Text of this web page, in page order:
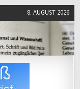
8. AUGUST 2026